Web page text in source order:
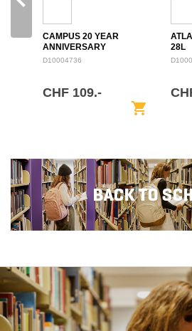
CAMPUS 20 YEAR
ANNIVERSARY
BACKPACK 28L
D10004736
CHF 109.-
shopping_cart
28L